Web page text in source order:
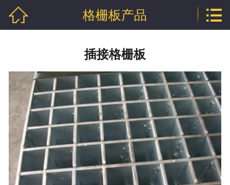
钢格栅板产品
钢格板产品
沟盖板产品
踏步板产品
 格栅板产品 
插接格栅板